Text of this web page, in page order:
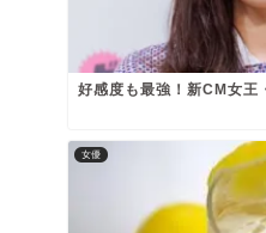
好感度も最強！新CM女王
女優